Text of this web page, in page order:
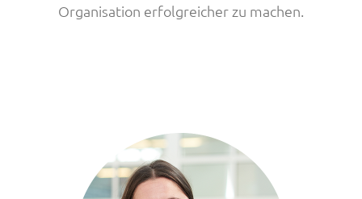
Organisation erfolgreicher zu machen.